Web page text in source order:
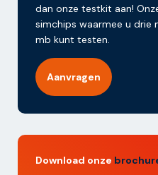
dan onze testkit aan!
simchips waarmee u drie
mb kunt testen.
Aanvragen
Download onze